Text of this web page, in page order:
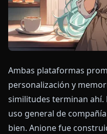
Ambas plataformas
personalización y
similitudes terminan
uso general de
bien. Anione fue